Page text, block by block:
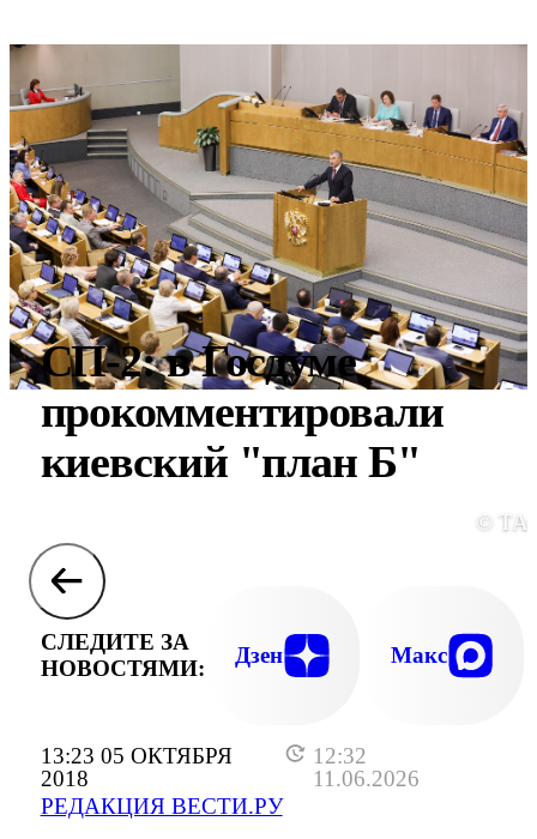
13:23 05 ОКТЯБРЯ
2018
12:32
11.06.2026
РЕДАКЦИЯ ВЕСТИ.РУ
СП-2: в Госдуме
прокомментировали
киевский "план Б"
©
СЛЕДИТЕ ЗА
НОВОСТЯМИ:
Дзен Макс